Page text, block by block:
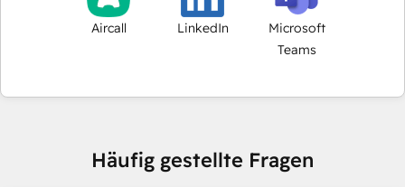
Aircall LinkedIn
Microsoft
Teams
Häufig gestellte Fragen